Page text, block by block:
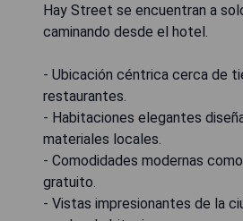
Hay Street se encuentran a
caminando desde el hotel.
- Ubicación céntrica cerca de
restaurantes.
- Habitaciones elegantes
materiales locales.
- Comodidades modernas
gratuito.
- Vistas impresionantes de la